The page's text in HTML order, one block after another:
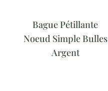
Bague Pétillante
Noeud Simple Bulles
Argent